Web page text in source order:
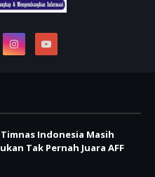
Indonesia Masih
Tak Pernah Juara AFF